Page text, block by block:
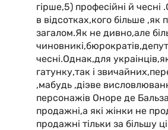
гiрше,5) професiйнi й чеснi
в вiдсотках,кого бiльше ,як
загалом.Як не дивно,але
чеснi.Однак,для
гатунку,так i
,мабудь ,дiэве
персонажiв Оноре де
продажнi,а якi жiнки не
продажнi тiльки за бiльшу